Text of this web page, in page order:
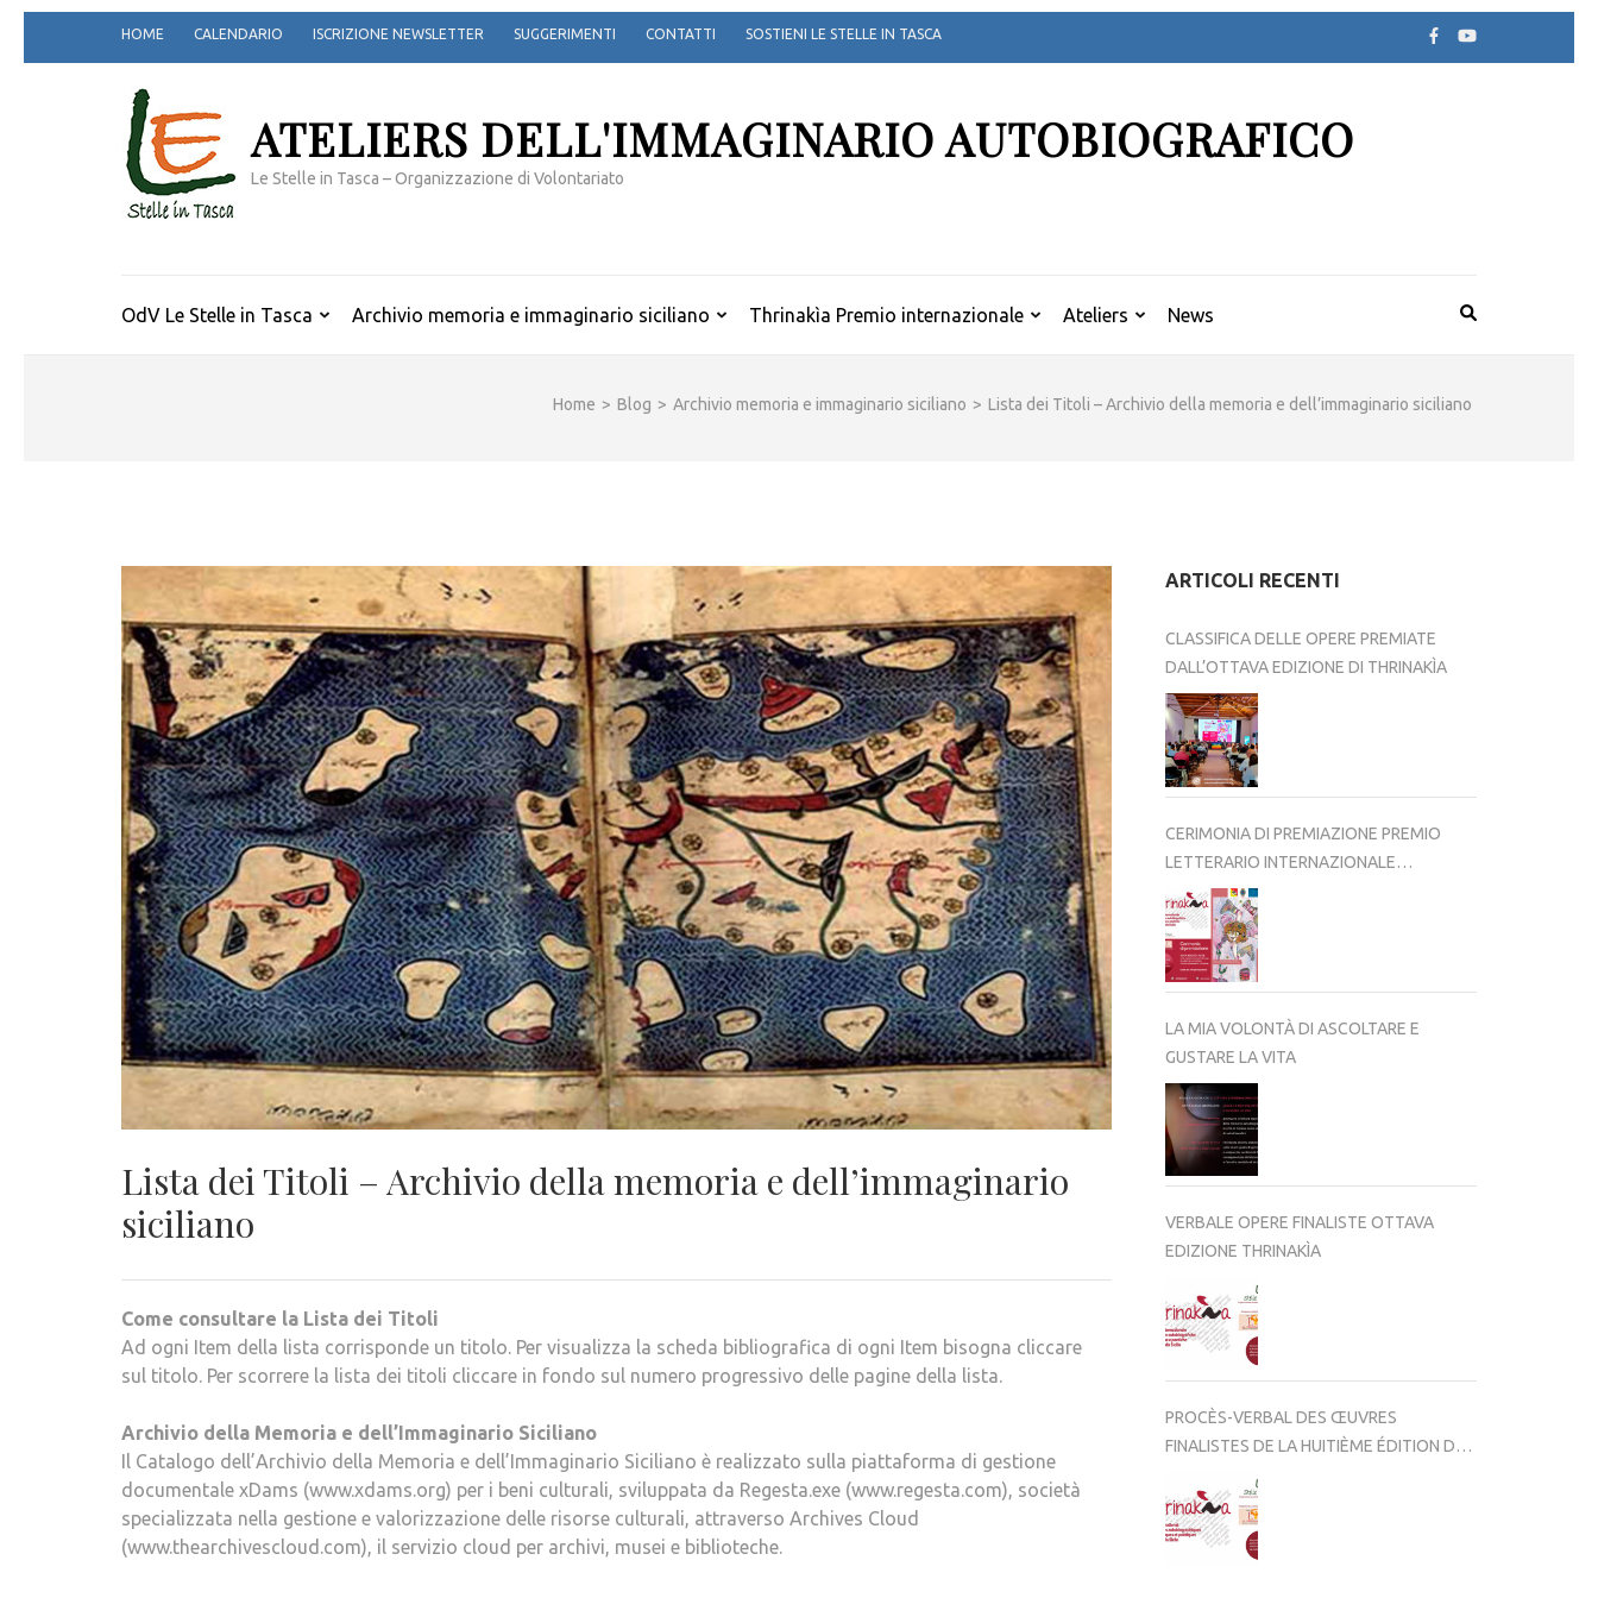
HOME CALENDARIO ISCRIZIONE NEWSLETTER SUGGERIMENTI CONTATTI SOSTIENI LE STELLE IN TASCA
ATELIERS DELL'IMMAGINARIO AUTOBIOGRAFICO
Le Stelle in Tasca – Organizzazione di Volontariato
OdV Le Stelle in Tasca Archivio memoria e immaginario siciliano Thrinakìa Premio internazionale Ateliers News
Home > Blog > Archivio memoria e immaginario siciliano > Lista dei Titoli – Archivio della memoria e dell’immaginario siciliano
Lista dei Titoli – Archivio della memoria e dell’immaginario
siciliano
Come consultare la Lista dei Titoli
Ad ogni Item della lista corrisponde un titolo. Per visualizza la scheda bibliografica di ogni Item bisogna cliccare
sul titolo. Per scorrere la lista dei titoli cliccare in fondo sul numero progressivo delle pagine della lista.
Archivio della Memoria e dell’Immaginario Siciliano
Il Catalogo dell’Archivio della Memoria e dell’Immaginario Siciliano è realizzato sulla piattaforma di gestione
documentale xDams (www.xdams.org) per i beni culturali, sviluppata da Regesta.exe (www.regesta.com), società
specializzata nella gestione e valorizzazione delle risorse culturali, attraverso Archives Cloud
(www.thearchivescloud.com), il servizio cloud per archivi, musei e biblioteche.
ARTICOLI RECENTI
CLASSIFICA DELLE OPERE PREMIATE
DALL’OTTAVA EDIZIONE DI THRINAKÌA
CERIMONIA DI PREMIAZIONE PREMIO
LETTERARIO INTERNAZIONALE
THRINAKÌA – VIII EDIZIONE 2025-2026
LA MIA VOLONTÀ DI ASCOLTARE E
GUSTARE LA VITA
VERBALE OPERE FINALISTE OTTAVA
EDIZIONE THRINAKÌA
PROCÈS-VERBAL DES ŒUVRES
FINALISTES DE LA HUITIÈME ÉDITION DE